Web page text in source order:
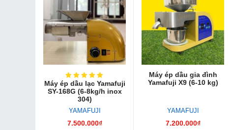
Máy ép dầu lạc Yamafuji
SY-168G (6-8kg/h inox
304)
YAMAFUJI
7.500.000₫
Máy ép dầu gia đình
Yamafuji X9 (6-10 kg)
YAMAFUJI
7.200.000₫